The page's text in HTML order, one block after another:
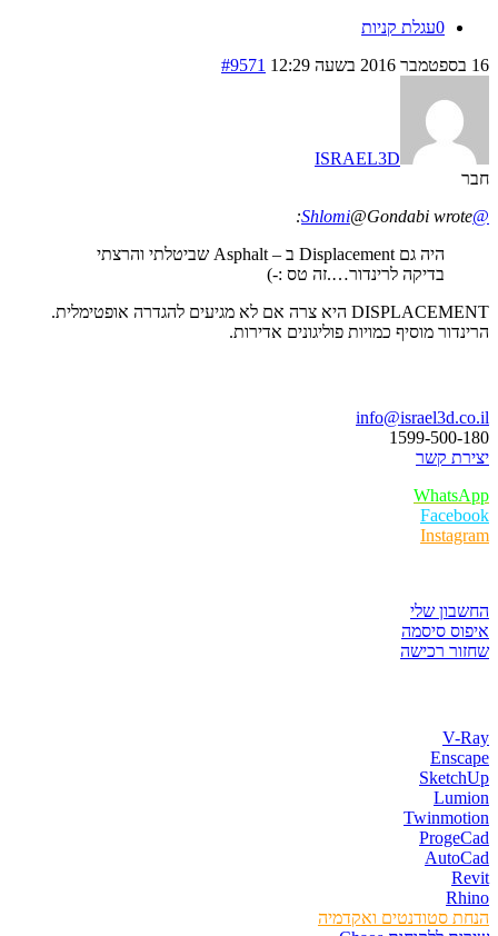
0עגלת קניות
16 בספטמבר 2016 בשעה 12:29
#9571
ISRAEL3D
חבר
@Shlomi
@Gondabi wrote:
היה גם Displacement ב – Asphalt שביטלתי והרצתי
בדיקה לרינדור….זה טס :-)
DISPLACEMENT היא צרה אם לא מגיעים להגדרה אופטימלית.
הרינדור מוסיף כמויות פוליגונים אדירות.
info@israel3d.co.il
1599-500-180
יצירת קשר
WhatsApp
Facebook
Instagram
החשבון שלי
איפוס סיסמה
שחזור רכישה
V-Ray
Enscape
SketchUp
Lumion
Twinmotion
ProgeCad
AutoCad
Revit
Rhino
הנחת סטודנטים ואקדמיה